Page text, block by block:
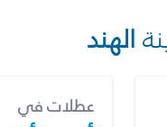
الهند
عطلات في